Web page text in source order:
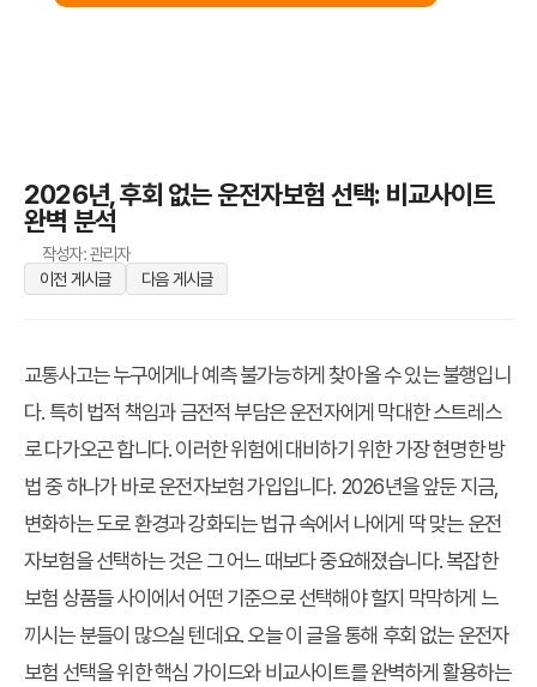
2026년, 후회 없는 운전자보험 선택: 비교사이트
완벽 분석
작성자: 관리자
이전 게시글
다음 게시글
교통사고는 누구에게나 예측 불가능하게 찾아올 수 있는 불행입니
다. 특히 법적 책임과 금전적 부담은 운전자에게 막대한 스트레스
로 다가오곤 합니다. 이러한 위험에 대비하기 위한 가장 현명한 방
법 중 하나가 바로 운전자보험 가입입니다. 2026년을 앞둔 지금,
변화하는 도로 환경과 강화되는 법규 속에서 나에게 딱 맞는 운전
자보험을 선택하는 것은 그 어느 때보다 중요해졌습니다. 복잡한
보험 상품들 사이에서 어떤 기준으로 선택해야 할지 막막하게 느
끼시는 분들이 많으실 텐데요. 오늘 이 글을 통해 후회 없는 운전자
보험 선택을 위한 핵심 가이드와 비교사이트를 완벽하게 활용하는